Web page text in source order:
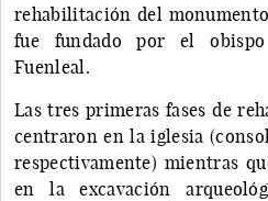
rehabilitación del
fue fundado por el obispo
Fuenleal.
Las tres primeras fases de
centraron en la iglesia
respectivamente) mientras
en la excavación